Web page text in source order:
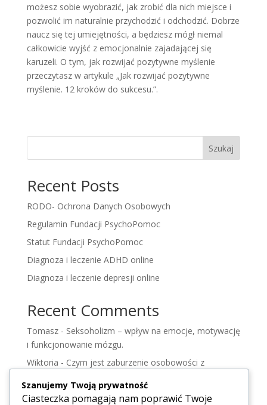
możesz sobie wyobrazić, jak zrobić dla nich miejsce i
pozwolić im naturalnie przychodzić i odchodzić. Dobrze
naucz się tej umiejętności, a będziesz mógł niemal
całkowicie wyjść z emocjonalnie zajadającej się
karuzeli. O tym, jak rozwijać pozytywne myślenie
przeczytasz w artykule „Jak rozwijać pozytywne
myślenie. 12 kroków do sukcesu.”.
Szukaj
Recent Posts
RODO- Ochrona Danych Osobowych
Regulamin Fundacji PsychoPomoc
Statut Fundacji PsychoPomoc
Diagnoza i leczenie ADHD online
Diagnoza i leczenie depresji online
Recent Comments
Tomasz- Seksoholizm – wpływ na emocje, motywację
i funkcjonowanie mózgu.
Wiktoria - Czym jest zaburzenie osobowości z
Wiktoria-Zdrada
Szanujemy Twoją prywatność
Ciasteczka pomagają nam poprawić Twoje